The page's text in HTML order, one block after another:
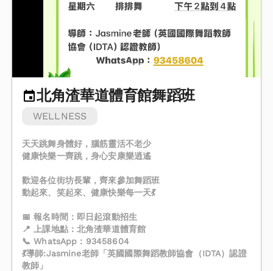
北角渣華道體育館舞蹈班
WELLNESS
天天跳舞身體好，腦筋靈活不老少
健康快樂一齊跳，身心安康樂逍遙
歡迎各位街坊長輩，齊來參加舞蹈班
動起來、笑起來、健康快樂每一天💃
📅 報名時間：即日起滾動招生
📍 上課地點：北角渣華道體育館
📞 WhatsApp：93458604
💃導師:Jasmine老師「英國國際舞蹈教師協會（IDTA）認證
教師」